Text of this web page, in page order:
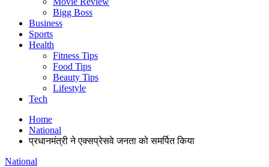
Bigg Boss
Business
Sports
Health
Fitness Tips
Food Tips
Beauty Tips
Lifestyle
Tech
Home
National
प्रधानमंत्री ने एक्सप्रेसवे जनता को समर्पित किया
National